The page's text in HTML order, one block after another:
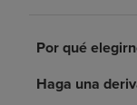
Pacientes y
Por qué
Haga una